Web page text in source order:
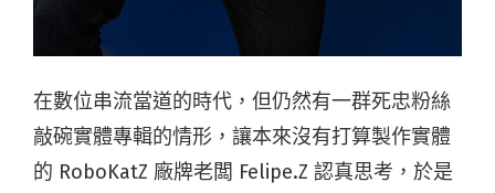
在數位串流當道的時代，但仍然有一群死忠粉絲
敲碗實體專輯的情形，讓本來沒有打算製作實體
的 RoboKatZ 廠牌老闆 Felipe.Z 認真思考，於是